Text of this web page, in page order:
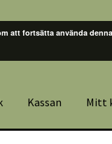
Kassan Mitt
att fortsätta använda